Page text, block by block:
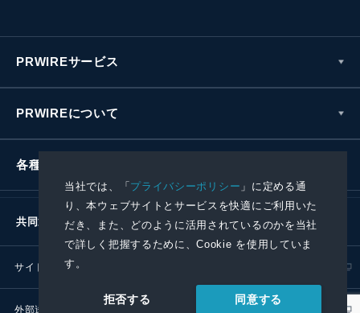
当社では、「プライバシーポリシー 」に定める通
り、本ウェブサイトとサービスを快適にご利用いた
だき、また、どのように活用されているのかを当社
で詳しく把握するために、Cookie を使用していま
す。
拒否する 同意する
PRWIREサービス
PRWIREについて
各種お問い合わせ
共同通信社グループ
サイトポリシー
外部送信ポリシー